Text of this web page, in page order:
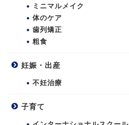
ミニマルメイク
体のケア
歯列矯正
粗食
妊娠・出産
不妊治療
子育て